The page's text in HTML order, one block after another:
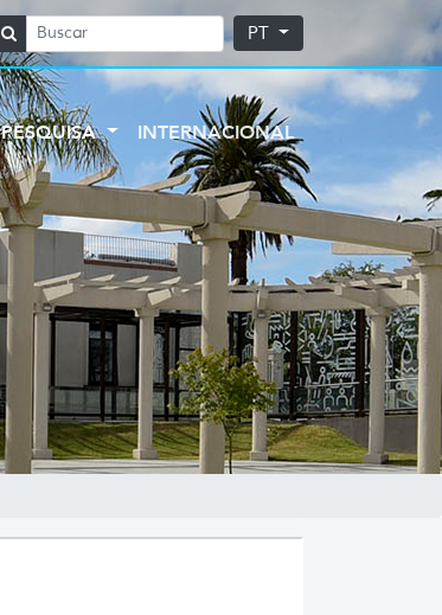
PT
PESQUISA INTERNACIONAL